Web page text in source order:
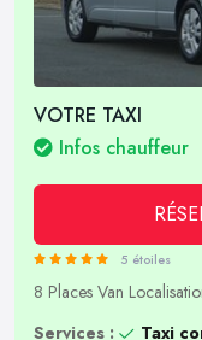
VOTRE TAXI
Infos chauffeur
5 étoiles
8 Places Van
Services :
Taxi